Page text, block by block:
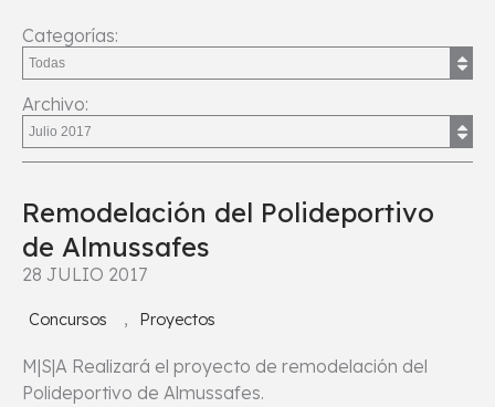
Categorías:
Archivo:
Remodelación del Polideportivo
de Almussafes
28 JULIO 2017
Concursos , Proyectos
M|S|A Realizará el proyecto de remodelación del
Polideportivo de Almussafes.